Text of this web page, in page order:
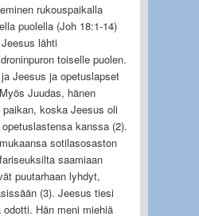
rukouspaikalla
puolella (Joh 18:1-14)
lähti
toiselle puolen.
Jeesus ja opetuslapset
Juudas, hänen
koska Jeesus oli
kanssa (2).
sotilasosaston
saamiaan
puutarhaan lyhdyt,
(3). Jeesus tiesi
Hän meni miehiä